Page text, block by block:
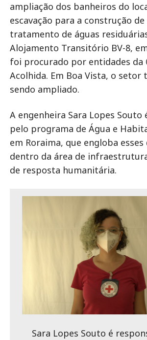
ampliação dos banheiros do
escavação para a construção
tratamento de águas
Alojamento Transitório BV-8,
foi procurado por entidades da
Acolhida. Em Boa Vista, o setor
sendo ampliado.
A engenheira Sara Lopes Souto
pelo programa de Água e
em Roraima, que engloba
dentro da área de
de resposta humanitária.
Sara Lopes Souto é